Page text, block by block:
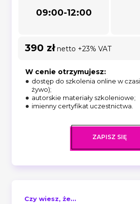
09:00-12:00
390 złnetto +23% VAT
W cenie otrzymujesz:
dostęp do szkolenia online w
żywo);
autorskie materiały szkoleniowe;
imienny certyfikat uczestnictwa.
ZAPISZ SIĘ
Czy wiesz, że...